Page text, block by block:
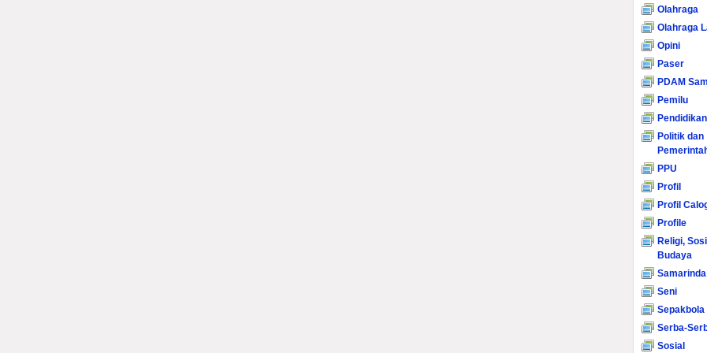
Olahraga
Olahraga
Opini
Paser
PDAM
Pemilu
Pendidikan
Politik dan
PPU
Profil
Profil
Profile
Religi,
Budaya
Samarinda
Seni
Sepakbola
Serba-
Sosial